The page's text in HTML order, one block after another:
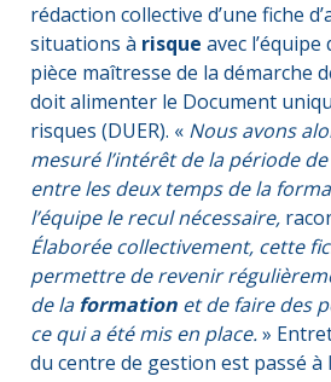
rédaction collective d’une fiche
situations à risque avec
pièce maîtresse de la démarche
doit alimenter le Document
risques (DUER). « Nous avons
mesuré l’intérêt de la période
entre les deux temps de la
l’équipe le recul nécessaire,
Élaborée collectivement, cette
permettre de revenir
de laformation et de faire des
ce qui a été mis en place.»
du centre de gestion est passé à